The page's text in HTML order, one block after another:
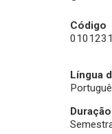
Código
Língua
Duração